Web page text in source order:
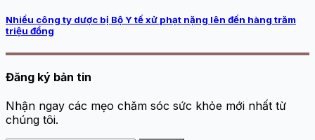
Nhiều công ty dược bị Bộ Y tế xử phạt nặng lên đến hàng trăm
triệu đồng
Đăng ký bản tin
Nhận ngay các mẹo chăm sóc sức khỏe mới nhất từ
chúng tôi.